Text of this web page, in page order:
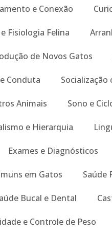
e Conexão
Fisiologia Felina
de Novos Gatos
Conduta
Animais Sono e
e Hierarquia
Exames e Diagnósticos
em Gatos Saúde
Bucal e Dental
e Controle de Peso